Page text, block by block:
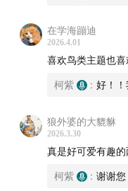
在学海蹦迪
2026.4.01
喜欢鸟类主题也
柯紫 : 好！！
狼外婆的大貔貅
2026.3.30
真是好可爱有趣
柯紫 : 谢谢您